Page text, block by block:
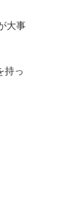
大事
持っ